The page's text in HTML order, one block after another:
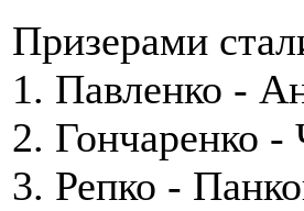
Призерами
1. Павленко -
2. Гончаренко -
3. Репко -